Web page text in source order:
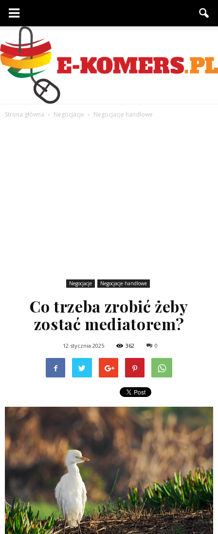
Strona główna Negocjacje Negocjacje handlowe
Negocjacje Negocjacje handlowe
Co trzeba zrobić żeby
zostać mediatorem?
12 stycznia 2025 362 0